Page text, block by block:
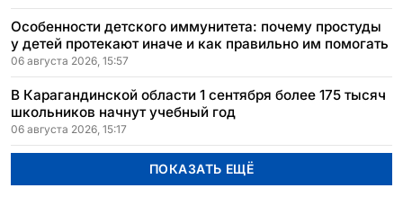
Особенности детского иммунитета: почему простуды
у детей протекают иначе и как правильно им помогать
06 августа 2026, 15:57
В Карагандинской области 1 сентября более 175 тысяч
школьников начнут учебный год
06 августа 2026, 15:17
ПОКАЗАТЬ ЕЩЁ